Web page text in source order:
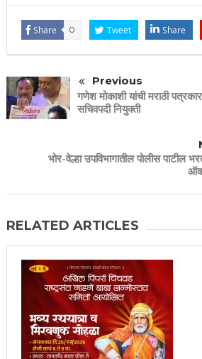
Share 0 Tweet Share
Previous
गणेश मोकाशी यांची मराठी
सचिवपदी नियुक्ती
भोर-वेल्हा उपविभागातील पोलीस पाटील
RELATED ARTICLES